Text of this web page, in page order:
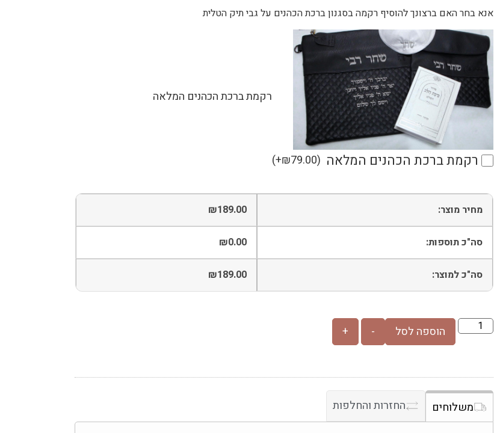
אנא בחר האם ברצונך להוסיף רקמה בסגנון ברכת הכהנים על גבי תיק הטלית
רקמת ברכת הכהנים המלאה (+₪79.00)
רקמת ברכת הכהנים המלאה
מחיר מוצר: ₪189.00
סה"כ תוספות: ₪0.00
סה"כ למוצר: ₪189.00
-
+ הוספה לסל
משלוחים החזרות והחלפות